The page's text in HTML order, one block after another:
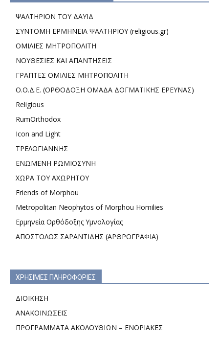
ΨΑΛΤΗΡΙΟΝ ΤΟΥ ΔΑΥΙΔ
ΣΥΝΤΟΜΗ ΕΡΜΗΝΕΙΑ ΨΑΛΤΗΡΙΟΥ (religious.gr)
ΟΜΙΛΙΕΣ ΜΗΤΡΟΠΟΛΙΤΗ
ΝΟΥΘΕΣΙΕΣ ΚΑΙ ΑΠΑΝΤΗΣΕΙΣ
ΓΡΑΠΤΕΣ ΟΜΙΛΙΕΣ ΜΗΤΡΟΠΟΛΙΤΗ
Ο.Ο.Δ.Ε. (ΟΡΘΟΔΟΞΗ ΟΜΑΔΑ ΔΟΓΜΑΤΙΚΗΣ ΕΡΕΥΝΑΣ)
Religious
RumOrthodox
Icon and Light
ΤΡΕΛΟΓΙΑΝΝΗΣ
ΕΝΩΜΕΝΗ ΡΩΜΙΟΣΥΝΗ
ΧΩΡΑ ΤΟΥ ΑΧΩΡΗΤΟΥ
Friends of Morphou
Metropolitan Neophytos of Morphou Homilies
Ερμηνεία Ορθόδοξης Υμνολογίας
ΑΠΟΣΤΟΛΟΣ ΣΑΡΑΝΤΙΔΗΣ (ΑΡΘΡΟΓΡΑΦΙΑ)
ΧΡΗΣΙΜΕΣ ΠΛΗΡΟΦΟΡΙΕΣ
ΔΙΟΙΚΗΣΗ
ΑΝΑΚΟΙΝΩΣΕΙΣ
ΠΡΟΓΡΑΜΜΑΤΑ ΑΚΟΛΟΥΘΙΩΝ – ΕΝΟΡΙΑΚΕΣ